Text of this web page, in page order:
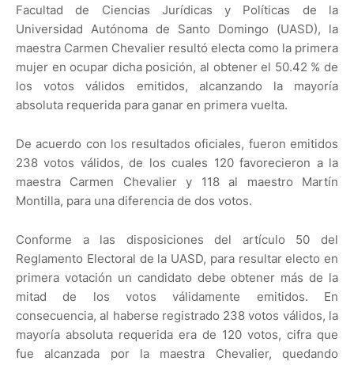
Facultad de Ciencias Jurídicas y Políticas de la
Universidad Autónoma de Santo Domingo (UASD), la
maestra Carmen Chevalier resultó electa como la primera
mujer en ocupar dicha posición, al obtener el 50.42 % de
los votos válidos emitidos, alcanzando la mayoría
absoluta requerida para ganar en primera vuelta.
De acuerdo con los resultados oficiales, fueron emitidos
238 votos válidos, de los cuales 120 favorecieron a la
maestra Carmen Chevalier y 118 al maestro Martín
Montilla, para una diferencia de dos votos.
Conforme a las disposiciones del artículo 50 del
Reglamento Electoral de la UASD, para resultar electo en
primera votación un candidato debe obtener más de la
mitad de los votos válidamente emitidos. En
consecuencia, al haberse registrado 238 votos válidos, la
mayoría absoluta requerida era de 120 votos, cifra que
fue alcanzada por la maestra Chevalier, quedando